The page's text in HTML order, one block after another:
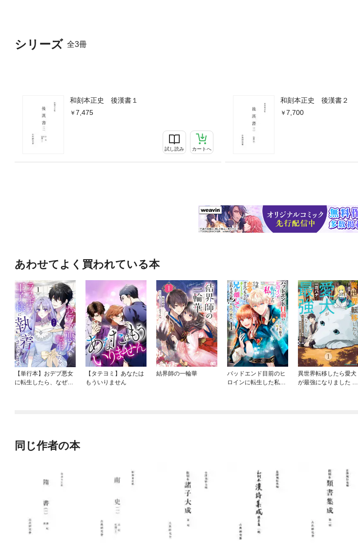
シリーズ 全3冊
和刻本正史 後漢書１
7,475
試し読み カートへ
和刻本正史 後漢書２
7,700
あわせてよく買われている本
【単行本】おデブ悪女
に転生したら、なぜか
【タテヨミ】あなたは
もういりません
結界師の一輪華
バッドエンド目前のヒ
ロインに転生した私、
異世界転移したら愛犬
が最強になりました ～
同じ作者の本